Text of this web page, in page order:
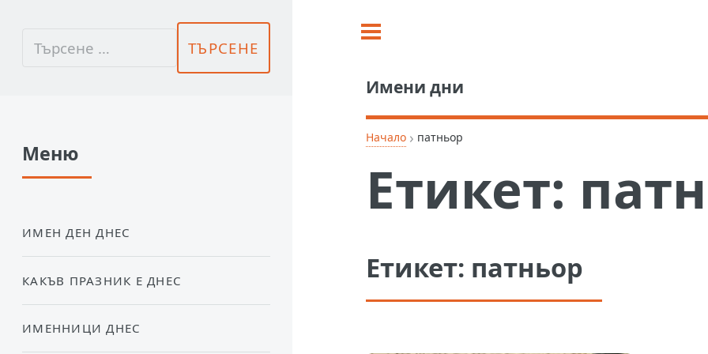
Имени дни
Начало › патньор
Етикет:
Етикет: патньор
Меню
ИМЕН ДЕН ДНЕС
КАКЪВ ПРАЗНИК Е ДНЕС
ИМЕННИЦИ ДНЕС